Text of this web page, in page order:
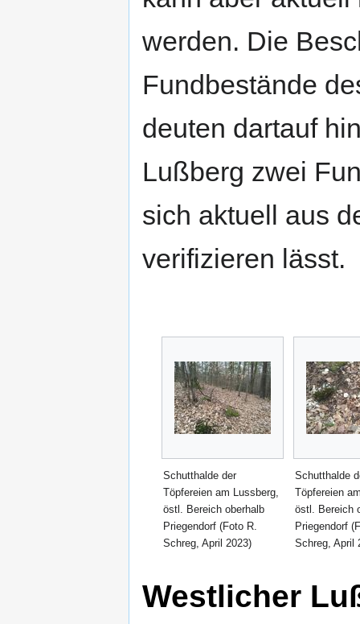
werden. Die
Fundbestände
deuten dartauf
Lußberg zwei
sich aktuell aus
verifizieren lässt.
Schutthalde der
Töpfereien am Lussberg,
östl. Bereich oberhalb
Priegendorf (Foto R.
Schreg, April 2023)
Schutthalde
Töpfereien
östl. Bereich
Priegendorf
Schreg, April
Westlicher